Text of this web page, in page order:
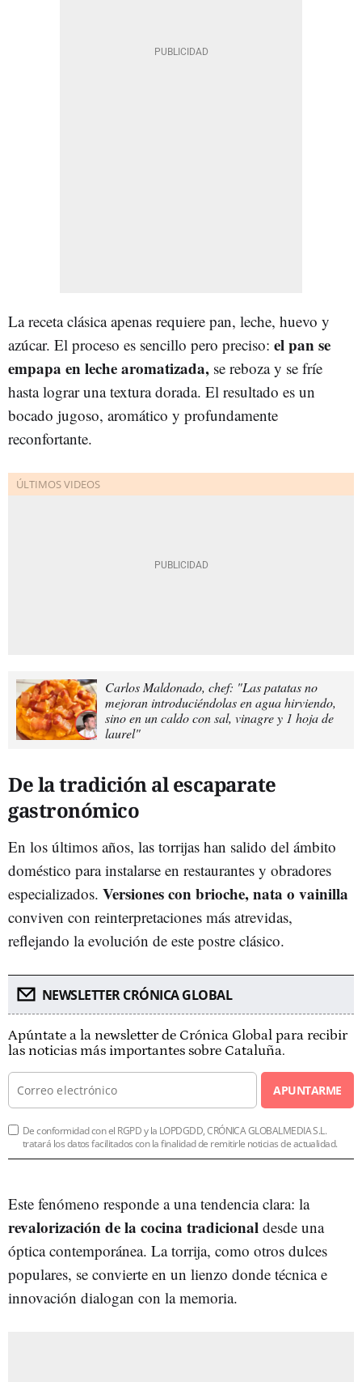
La receta clásica apenas requiere pan, leche, huevo y
azúcar. El proceso es sencillo pero preciso: el pan se
empapa en leche aromatizada, se reboza y se fríe
hasta lograr una textura dorada. El resultado es un
bocado jugoso, aromático y profundamente
reconfortante.
Carlos Maldonado, chef: "Las patatas no
mejoran introduciéndolas en agua hirviendo,
sino en un caldo con sal, vinagre y 1 hoja de
laurel"
De la tradición al escaparate
gastronómico
En los últimos años, las torrijas han salido del ámbito
doméstico para instalarse en restaurantes y obradores
especializados. Versiones con brioche, nata o vainilla
conviven con reinterpretaciones más atrevidas,
reflejando la evolución de este postre clásico.
NEWSLETTER CRÓNICA GLOBAL
Apúntate a la newsletter de Crónica Global para recibir
las noticias más importantes sobre Cataluña.
APUNTARME
De conformidad con el RGPD y la LOPDGDD, CRÓNICA GLOBALMEDIA S.L.
tratará los datos facilitados con la finalidad de remitirle noticias de actualidad.
Este fenómeno responde a una tendencia clara: la
revalorización de la cocina tradicional desde una
óptica contemporánea. La torrija, como otros dulces
populares, se convierte en un lienzo donde técnica e
innovación dialogan con la memoria.